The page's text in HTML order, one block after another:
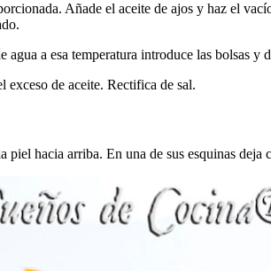
Añade el aceite de ajos y haz el
a esa temperatura introduce las bolsas y
exceso de aceite. Rectifica de sal.
hacia arriba. En una de sus esquinas deja